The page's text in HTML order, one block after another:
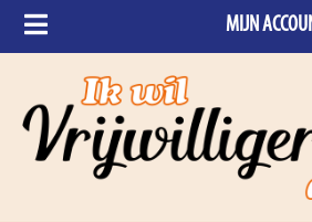
MIJN